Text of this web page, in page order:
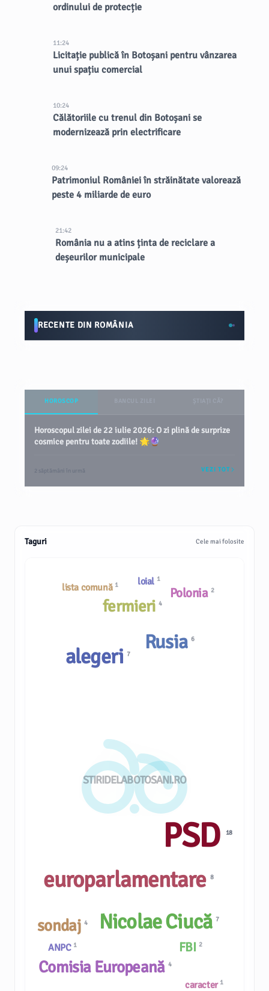
ordinului de protecție
11:24
Licitație publică în Botoșani pentru vânzarea
unui spațiu comercial
10:24
Călătoriile cu trenul din Botoșani se
modernizează prin electrificare
09:24
Patrimoniul României în străinătate valorează
peste 4 miliarde de euro
21:42
România nu a atins ținta de reciclare a
deșeurilor municipale
RECENTE DIN ROMÂNIA
HOROSCOP
Horoscopul zilei de 22 iulie 2026: O zi plină de surprize
cosmice pentru toate zodiile! 🌟🔮
2 săptămâni în urmă VEZI TOT
Taguri Cele mai folosite
STIRIDELABOTOSANI.RO
fermieri 4
lista comună 1 loial 1
alegeri7
Polonia 2
ANPC 1
Nicolae Ciucă7
caracter 1
FBI 2
Rusia6
Comisia Europeană 4
sondaj4
europarlamentare8
PSD 18